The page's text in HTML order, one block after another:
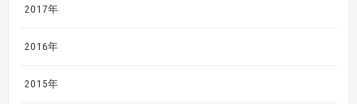
2017年
2016年
2015年